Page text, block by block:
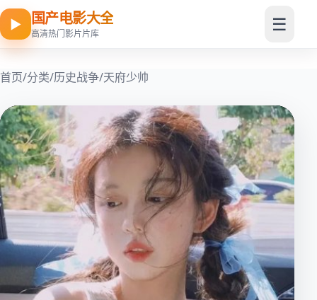
▶ 国产电影大全
高清热门影片片库 ☰
首页/分类/历史战争/天府少帅